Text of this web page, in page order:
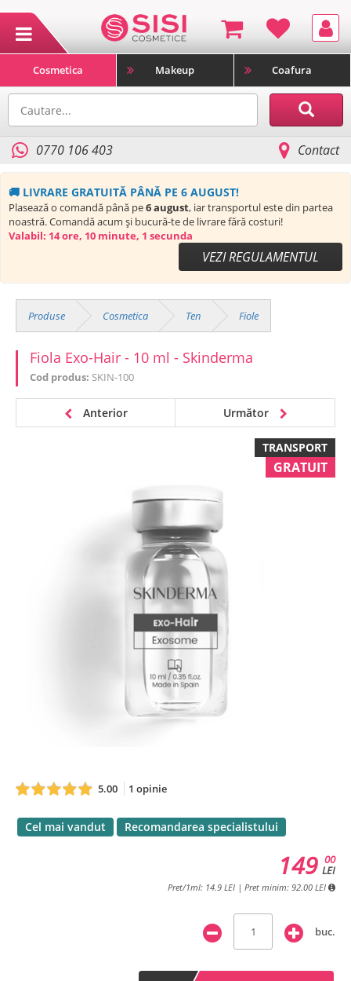
Cosmetica Makeup Coafura
0770 106 403 Contact
🚚 LIVRARE GRATUITĂ PÂNĂ PE 6 AUGUST!
Plasează o comandă până pe6 august, iar transportul este din partea
noastră. Comandă acum și bucură-te de livrare fără costuri!
Valabil: 14 ore, 10 minute, 0 secunda
VEZI REGULAMENTUL
Produse Cosmetica Ten Fiole
Fiola Exo-Hair - 10 ml - Skinderma
Cod produs: SKIN-100
Anterior Următor
TRANSPORT
GRATUIT
5.00 1 opinie
Cel mai vandut Recomandarea specialistului
00
LEI
149
Pret/1ml: 14.9 LEI | Pret minim: 92.00 LEI
buc.